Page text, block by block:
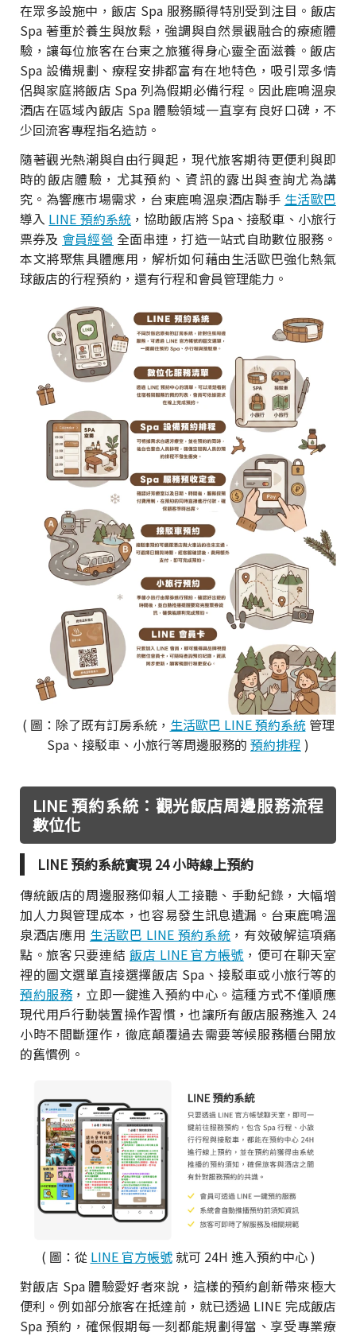
在眾多設施中，飯店 Spa 服務顯得特別受到注目。飯店
Spa 著重於養生與放鬆，強調與自然景觀融合的療癒體
驗，讓每位旅客在台東之旅獲得身心靈全面滋養。飯店
Spa 設備規劃、療程安排都富有在地特色，吸引眾多情
侶與家庭將飯店 Spa 列為假期必備行程。因此鹿鳴溫泉
酒店在區域內飯店 Spa 體驗領域一直享有良好口碑，不
少回流客專程指名造訪。
隨著觀光熱潮與自由行興起，現代旅客期待更便利與即
時的飯店體驗，尤其預約、資訊的露出與查詢尤為講
究。為響應市場需求，台東鹿鳴溫泉酒店聯手 生活歐巴
導入 LINE 預約系統 ，協助飯店將 Spa、接駁車、小旅行
票券及 會員經營 全面串連，打造一站式自助數位服務。
本文將聚焦具體應用，解析如何藉由生活歐巴強化熱氣
球飯店的行程預約，還有行程和會員管理能力。
( 圖：除了既有訂房系統， 生活歐巴 LINE 預約系統管理
Spa、接駁車、小旅行等周邊服務的 預約排程 )
LINE 預約系統：觀光飯店周邊服務流程
數位化
LINE 預約系統實現 24 小時線上預約
傳統飯店的周邊服務仰賴人工接聽、手動紀錄，大幅增
加人力與管理成本，也容易發生訊息遺漏。台東鹿鳴溫
泉酒店應用 生活歐巴 LINE 預約系統 ，有效破解這項痛
點。旅客只要連結 飯店 LINE 官方帳號 ，便可在聊天室
裡的圖文選單直接選擇飯店 Spa、接駁車或小旅行等的
預約服務 ，立即一鍵進入預約中心。這種方式不僅順應
現代用戶行動裝置操作習慣，也讓所有飯店服務進入 24
小時不間斷運作，徹底顛覆過去需要等候服務櫃台開放
的舊慣例。
( 圖：從 LINE 官方帳號就可 24H 進入預約中心 )
對飯店 Spa 體驗愛好者來說，這樣的預約創新帶來極大
便利。例如部分旅客在抵達前，就已透過 LINE 完成飯店
Spa 預約，確保假期每一刻都能規劃得當、享受專業療